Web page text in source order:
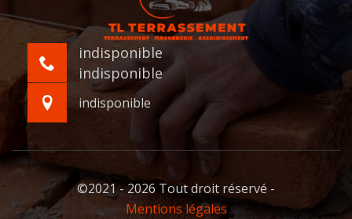
indisponible
indisponible
indisponible
©2021 - 2026 Tout droit réservé -
Mentions légales